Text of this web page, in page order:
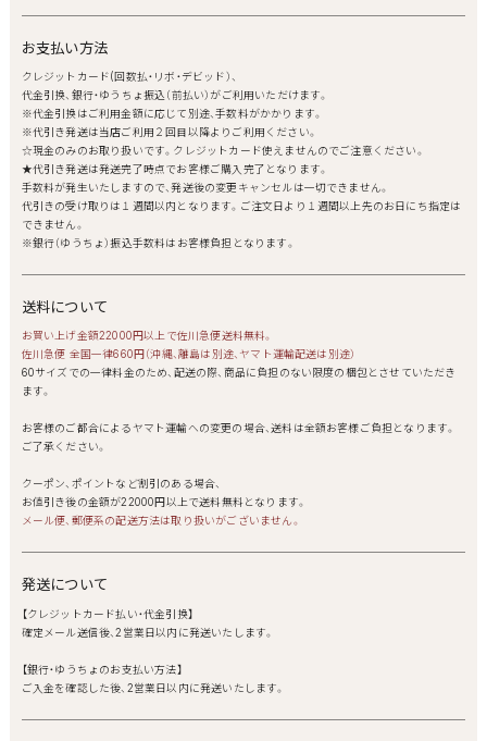
お支払い方法
クレジットカード(回数払・リボ・デビッド）、
代金引換、銀行・ゆうちょ振込（前払い）がご利用いただけます。
※代金引換はご利用金額に応じて別途、手数料がかかります。
※代引き発送は当店ご利用２回目以降よりご利用ください。
☆現金のみのお取り扱いです。クレジットカード使えませんのでご注意ください。
★代引き発送は発送完了時点でお客様ご購入完了となります。
手数料が発生いたしますので、発送後の変更キャンセルは一切できません。
代引きの受け取りは１週間以内となります。ご注文日より１週間以上先のお日にち指定は
できません。
※銀行（ゆうちょ）振込手数料はお客様負担となります。
送料について
お買い上げ金額22000円以上で佐川急便送料無料。
佐川急便 全国一律660円（沖縄、離島は別途、ヤマト運輸配送は別途）
60サイズでの一律料金のため、配送の際、商品に負担のない限度の梱包とさせていただき
ます。
お客様のご都合によるヤマト運輸への変更の場合、送料は全額お客様ご負担となります。
ご了承ください。
クーポン、ポイントなど割引のある場合、
お値引き後の金額が22000円以上で送料無料となります。
メール便、郵便系の配送方法は取り扱いがございません。
発送について
【クレジットカード払い・代金引換】
確定メール送信後、2営業日以内に発送いたします。
【銀行・ゆうちょのお支払い方法】
ご入金を確認した後、2営業日以内に発送いたします。